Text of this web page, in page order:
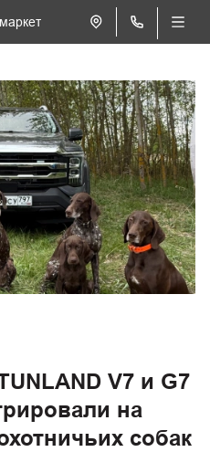
V7 и G7
на
собак